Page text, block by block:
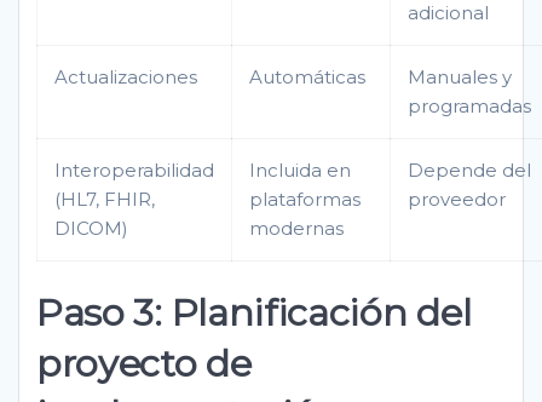
adicional
Actualizaciones Automáticas
Manuales y
programadas
Interoperabilidad
(HL7, FHIR,
DICOM)
Incluida en
plataformas
modernas
Depende del
proveedor
Paso 3: Planificación del
proyecto de